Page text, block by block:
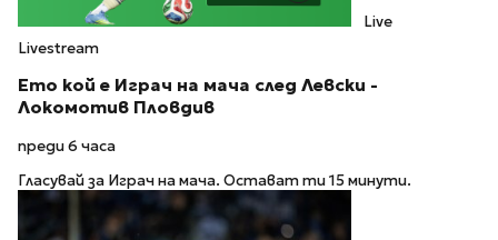
Live
Livestream
Ето кой е Играч на мача след Левски -
Локомотив Пловдив
преди 6 часа
Гласувай за Играч на мача. Остават ти 15 минути.